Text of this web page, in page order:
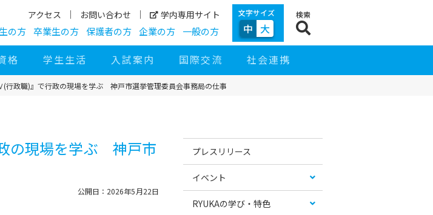
アクセス お問い合わせ 学内専用サイト
の方 卒業生の方 保護者の方 企業の方 一般の方
文字サイズ
中 大
検索
格 学生生活 入試案内 国際交流 社会連携
行政職)』で行政の現場を学ぶ 神戸市選挙管理委員会事務局の仕事
の現場を学ぶ 神戸市
公開日：2026年5月22日
イ
ビ
シ
お
め
テ
カ
リ
ス
プレスリリース
イベント
RYUKAの学び・特色